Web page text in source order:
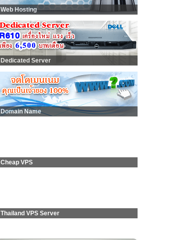
Web Hosting
Dedicated Server
Domain Name
Cheap VPS
Thailand VPS Server